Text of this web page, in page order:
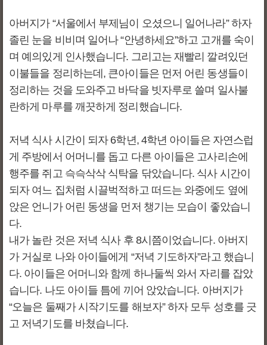
아버지가 “서울에서 부제님이 오셨으니 일어나라” 하자
졸린 눈을 비비며 일어나 “안녕하세요”하고 고개를 숙이
며 예의있게 인사했습니다. 그리고는 재빨리 깔려있던
이불들을 정리하는데, 큰아이들은 먼저 어린 동생들이
정리하는 것을 도와주고 바닥을 빗자루로 쓸며 일사불
란하게 마루를 깨끗하게 정리했습니다.
저녁 식사 시간이 되자 6학년, 4학년 아이들은 자연스럽
게 주방에서 어머니를 돕고 다른 아이들은 고사리손에
행주를 쥐고 슥슥삭삭 식탁을 닦았습니다. 식사 시간이
되자 여느 집처럼 시끌벅적하고 떠드는 와중에도 옆에
앉은 언니가 어린 동생을 먼저 챙기는 모습이 좋았습니
다.
내가 놀란 것은 저녁 식사 후 8시쯤이었습니다. 아버지
가 거실로 나와 아이들에게 “저녁 기도하자”라고 했습니
다. 아이들은 어머니와 함께 하나둘씩 와서 자리를 잡았
습니다. 나도 아이들 틈에 끼어 앉았습니다. 아버지가
“오늘은 둘째가 시작기도를 해보자” 하자 모두 성호를 긋
고 저녁기도를 바쳤습니다.